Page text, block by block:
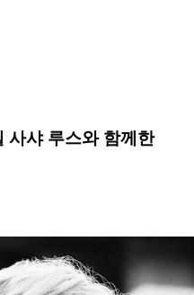
사샤 루스와 함께한